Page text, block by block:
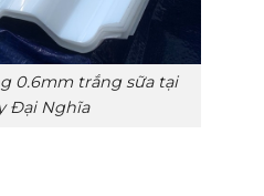
0.6mm trắng sữa tại
Đại Nghĩa